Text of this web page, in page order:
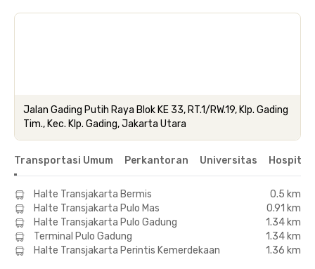
Jalan Gading Putih Raya Blok KE 33, RT.1/RW.19, Klp. Gading
Tim., Kec. Klp. Gading, Jakarta Utara
Transportasi Umum Perkantoran Universitas Hospital
Halte Transjakarta Bermis
0.5 km
Halte Transjakarta Pulo Mas
0.91 km
Halte Transjakarta Pulo Gadung
1.34 km
Terminal Pulo Gadung
1.34 km
Halte Transjakarta Perintis Kemerdekaan
1.36 km